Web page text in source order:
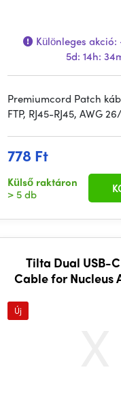
Különleges akció:
5d: 14h:
Premiumcord Patch
FTP, RJ45-RJ45, AWG
778 Ft
Külső raktáron
> 5 db
Tilta Dual USB-
Cable for Nucleus
Új